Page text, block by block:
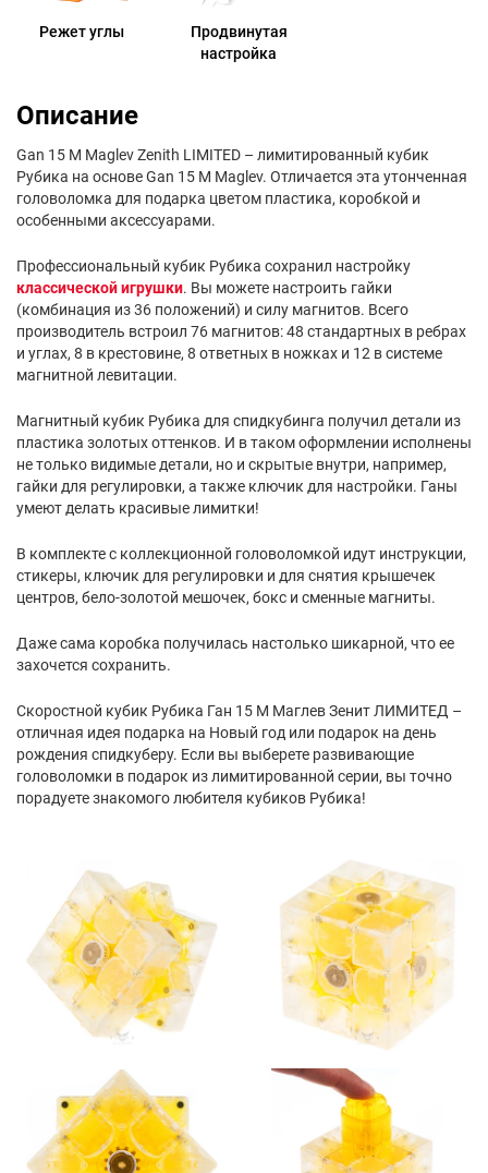
Режет углы
Продвинутая
настройка
Описание
Gan 15 M Maglev Zenith LIMITED – лимитированный кубик
Рубика на основе Gan 15 M Maglev. Отличается эта утонченная
головоломка для подарка цветом пластика, коробкой и
особенными аксессуарами.
Профессиональный кубик Рубика сохранил настройку
классической игрушки. Вы можете настроить гайки
(комбинация из 36 положений) и силу магнитов. Всего
производитель встроил 76 магнитов: 48 стандартных в ребрах
и углах, 8 в крестовине, 8 ответных в ножках и 12 в системе
магнитной левитации.
Магнитный кубик Рубика для спидкубинга получил детали из
пластика золотых оттенков. И в таком оформлении исполнены
не только видимые детали, но и скрытые внутри, например,
гайки для регулировки, а также ключик для настройки. Ганы
умеют делать красивые лимитки!
В комплекте с коллекционной головоломкой идут инструкции,
стикеры, ключик для регулировки и для снятия крышечек
центров, бело-золотой мешочек, бокс и сменные магниты.
Даже сама коробка получилась настолько шикарной, что ее
захочется сохранить.
Скоростной кубик Рубика Ган 15 М Маглев Зенит ЛИМИТЕД –
отличная идея подарка на Новый год или подарок на день
рождения спидкуберу. Если вы выберете развивающие
головоломки в подарок из лимитированной серии, вы точно
порадуете знакомого любителя кубиков Рубика!